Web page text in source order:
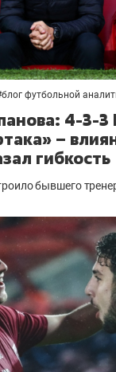
блог футбольной
4-3-
–
гибкость
бывшего